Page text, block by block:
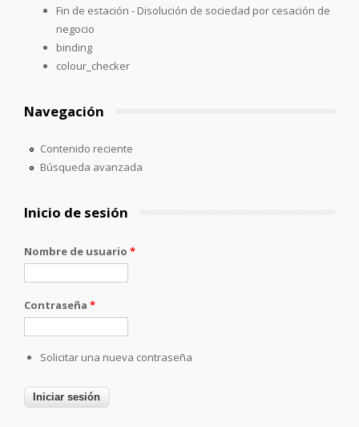
Fin de estación - Disolución de sociedad por cesación de
negocio
binding
colour_checker
Navegación
Contenido reciente
Búsqueda avanzada
Inicio de sesión
Nombre de usuario *
Contraseña *
Solicitar una nueva contraseña